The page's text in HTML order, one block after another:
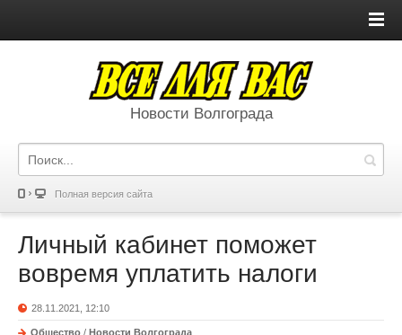
Новости Волгограда
Полная версия сайта
Личный кабинет поможет
вовремя уплатить налоги
28.11.2021, 12:10
Общество / Новости Волгограда